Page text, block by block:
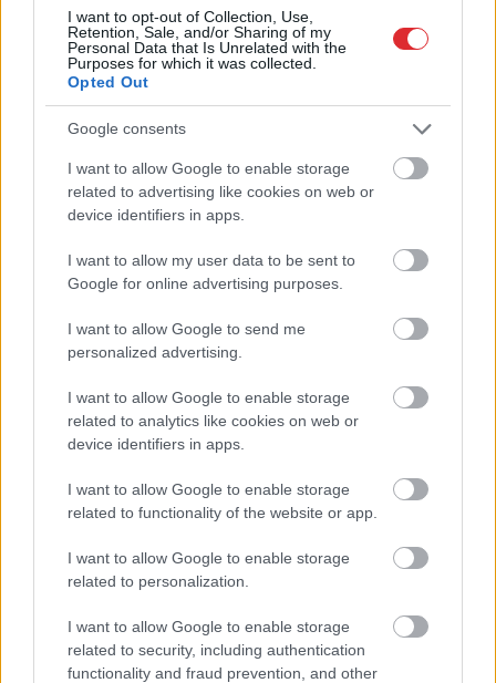
I want to opt-out of Collection, Use,
Retention, Sale, and/or Sharing of my
Personal Data that Is Unrelated with the
Purposes for which it was collected.
Opted Out
Google consents
I want to allow Google to enable storage
related to advertising like cookies on web or
device identifiers in apps.
I want to allow my user data to be sent to
Google for online advertising purposes.
I want to allow Google to send me
personalized advertising.
I want to allow Google to enable storage
related to analytics like cookies on web or
device identifiers in apps.
I want to allow Google to enable storage
related to functionality of the website or app.
I want to allow Google to enable storage
related to personalization.
I want to allow Google to enable storage
related to security, including authentication
functionality and fraud prevention, and other
Lasīt citas ziņas
“Es neesmu muļķe!”
Elīna Didrihsone atklāj,
kā iemācījusies
sadzīvot ar visu, kas
par viņu tiek runāts
7. augustam.
Šodien vislabāk par tevi
runās paveiktais, tāpēc
nav nepieciešams visu
Atcelt Ziņot